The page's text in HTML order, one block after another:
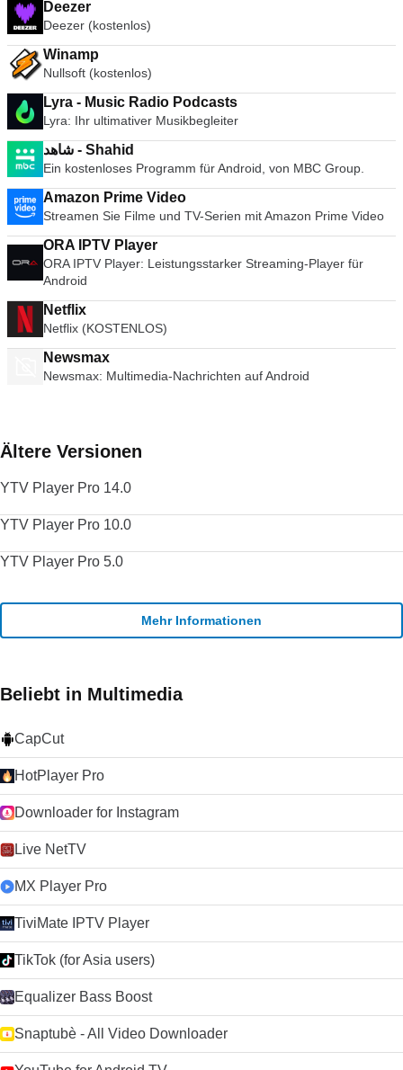
Deezer
Deezer (kostenlos)
Winamp
Nullsoft (kostenlos)
Lyra - Music Radio Podcasts
Lyra: Ihr ultimativer Musikbegleiter
ﺷﺎﻫﺪ - Shahid
Ein kostenloses Programm für Android, von MBC Group.
Amazon Prime Video
Streamen Sie Filme und TV-Serien mit Amazon Prime Video
ORA IPTV Player
ORA IPTV Player: Leistungsstarker Streaming-Player für
Android
Netflix
Netflix (KOSTENLOS)
Newsmax
Newsmax: Multimedia-Nachrichten auf Android
Ältere Versionen
YTV Player Pro 14.0
YTV Player Pro 10.0
YTV Player Pro 5.0
Mehr Informationen
Beliebt in Multimedia
CapCut
HotPlayer Pro
Downloader for Instagram
Live NetTV
MX Player Pro
TiviMate IPTV Player
TikTok (for Asia users)
Equalizer Bass Boost
Snaptubè - All Video Downloader